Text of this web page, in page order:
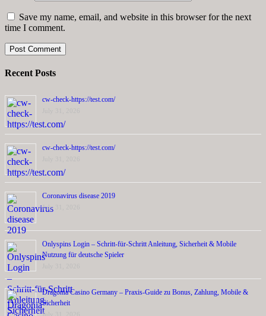
Save my name, email, and website in this browser for the next
time I comment.
Recent Posts
cw-check-https://test.com/
cw-check-https://test.com/
Coronavirus disease 2019
July 31, 2026
Onlyspins Login – Schritt‑für‑Schritt Anleitung, Sicherheit & Mobile
Nutzung für deutsche Spieler
Dragonia Casino Germany – Praxis‑Guide zu Bonus, Zahlung, Mobile &
Sicherheit
July 31, 2026